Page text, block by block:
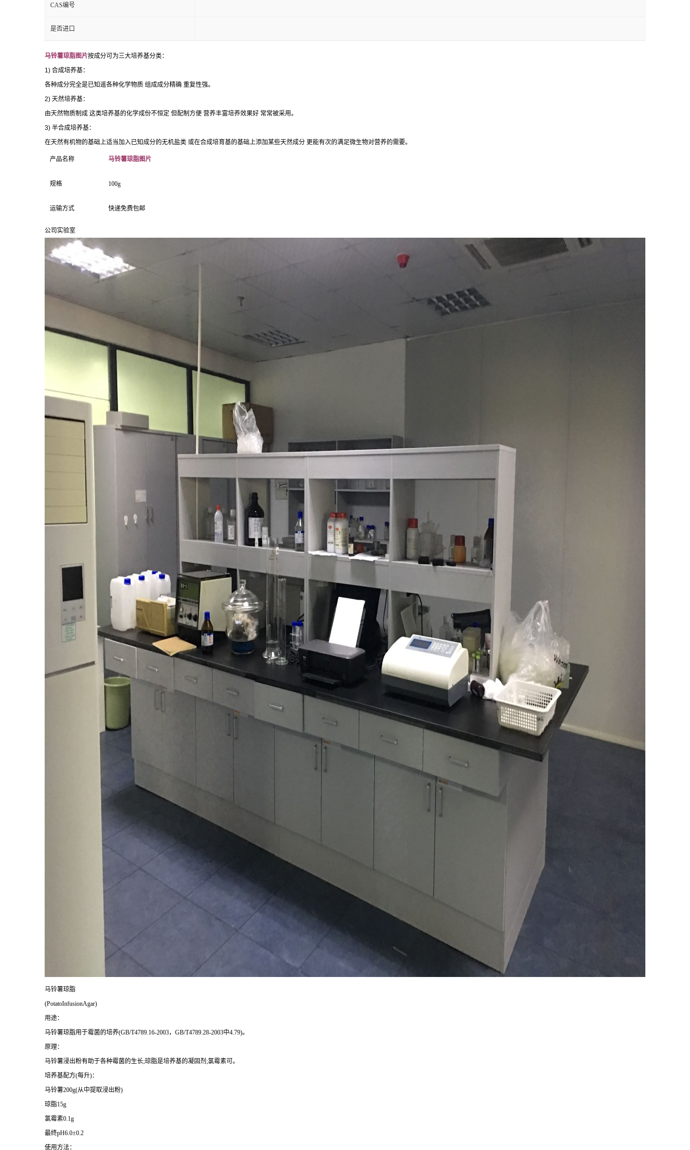
CAS编号
是否进口
马铃薯琼脂图片按成分可为三大培养基分类：
1) 合成培养基：
各种成分完全是已知遥各种化学物质 组成成分精确 重复性强。
2) 天然培养基：
由天然物质制成 这类培养基的化学成份不恒定 但配制方便 营养丰富培养效果好 常常被采用。
3) 半合成培养基：
在天然有机物的基础上适当加入已知成分的无机盐类 或在合成培育基的基础上添加某些天然成分 更能有次的满足微生物对营养的需要。
产品名称 马铃薯琼脂图片
规格 100g
运输方式 快递免费包邮
公司实验室
马铃薯琼脂
(PotatoInfusionAgar)
用途：
马铃薯琼脂用于霉菌的培养(GB/T4789.16-2003， GB/T4789.28-2003中4.79)。
原理：
马铃薯浸出粉有助于各种霉菌的生长;琼脂是培养基的凝固剂 ;氯霉素可。
培养基配方(每升)：
马铃薯200g(从中提取浸出粉)
琼脂15g
氯霉素0.1g
最终pH6.0±0.2
使用方法：